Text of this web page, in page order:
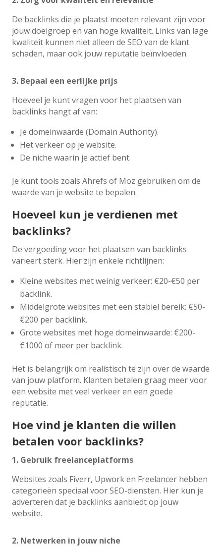
De backlinks die je plaatst moeten relevant zijn voor
jouw doelgroep en van hoge kwaliteit. Links van lage
kwaliteit kunnen niet alleen de SEO van de klant
schaden, maar ook jouw reputatie beïnvloeden.
3. Bepaal een eerlijke prijs
Hoeveel je kunt vragen voor het plaatsen van
backlinks hangt af van:
Je domeinwaarde (Domain Authority).
Het verkeer op je website.
De niche waarin je actief bent.
Je kunt tools zoals Ahrefs of Moz gebruiken om de
waarde van je website te bepalen.
Hoeveel kun je verdienen met
backlinks?
De vergoeding voor het plaatsen van backlinks
varieert sterk. Hier zijn enkele richtlijnen:
Kleine websites met weinig verkeer: €20-€50 per
backlink.
Middelgrote websites met een stabiel bereik: €50-
€200 per backlink.
Grote websites met hoge domeinwaarde: €200-
€1000 of meer per backlink.
Het is belangrijk om realistisch te zijn over de waarde
van jouw platform. Klanten betalen graag meer voor
een website met veel verkeer en een goede
reputatie.
Hoe vind je klanten die willen
betalen voor backlinks?
1. Gebruik freelanceplatforms
Websites zoals Fiverr, Upwork en Freelancer hebben
categorieën speciaal voor SEO-diensten. Hier kun je
adverteren dat je backlinks aanbiedt op jouw
website.
2. Netwerken in jouw niche